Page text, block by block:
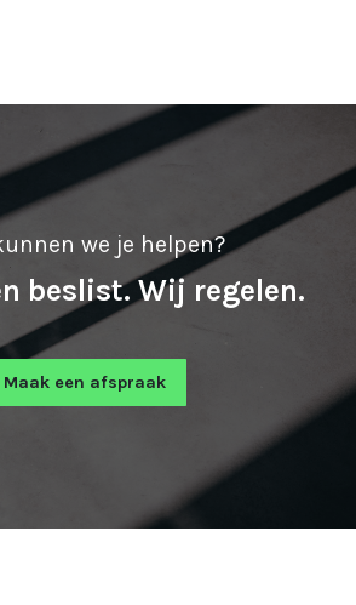
we je helpen?
beslist. Wij regelen.
Maak een afspraak